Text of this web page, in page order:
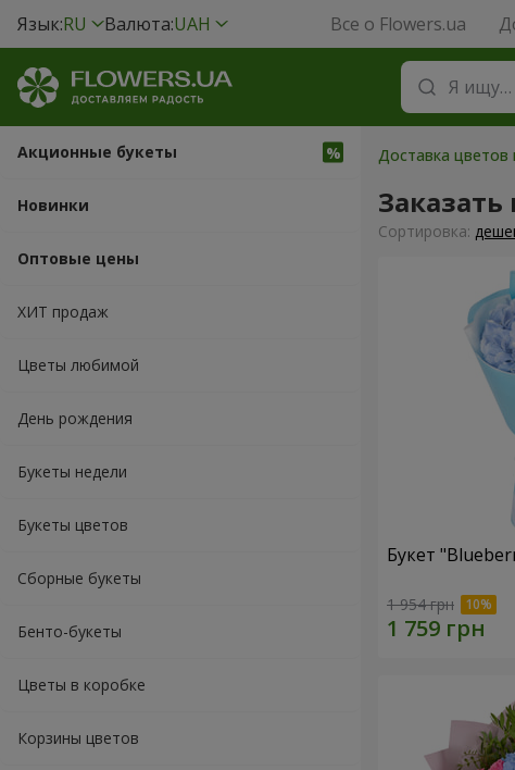
Язык:RU Валюта:UAH Все о Flowers.ua
Акционные букеты
Новинки
Оптовые цены
ХИТ продаж
Цветы любимой
День рождения
Букеты недели
Букеты цветов
Сборные букеты
Бенто-букеты
Цветы в коробке
Корзины цветов
Доставка цветов
Заказать
Cортировка:
Букет
1 954 грн